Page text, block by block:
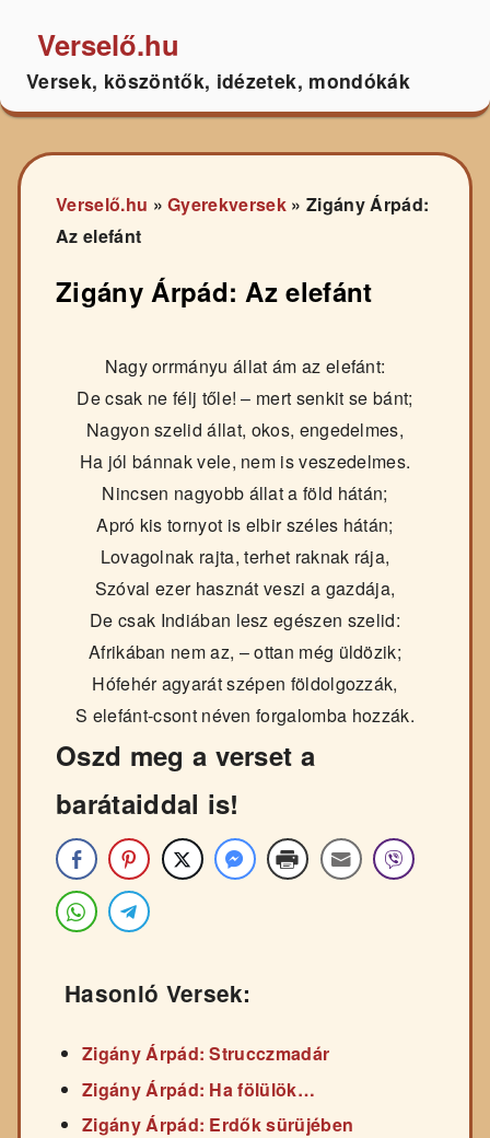
Verselő.hu
Versek, köszöntők, idézetek, mondókák
Verselő.hu »Gyerekversek » Zigány Árpád:
Az elefánt
Zigány Árpád: Az elefánt
Nagy orrmányu állat ám az elefánt:
De csak ne félj tőle! – mert senkit se bánt;
Nagyon szelid állat, okos, engedelmes,
Ha jól bánnak vele, nem is veszedelmes.
Nincsen nagyobb állat a föld hátán;
Apró kis tornyot is elbir széles hátán;
Lovagolnak rajta, terhet raknak rája,
Szóval ezer hasznát veszi a gazdája,
De csak Indiában lesz egészen szelid:
Afrikában nem az, – ottan még üldözik;
Hófehér agyarát szépen földolgozzák,
S elefánt-csont néven forgalomba hozzák.
Oszd meg a verset a
barátaiddal is!
Hasonló Versek:
Zigány Árpád: Strucczmadár
Zigány Árpád: Ha fölülök…
Zigány Árpád: Erdők sürüjében